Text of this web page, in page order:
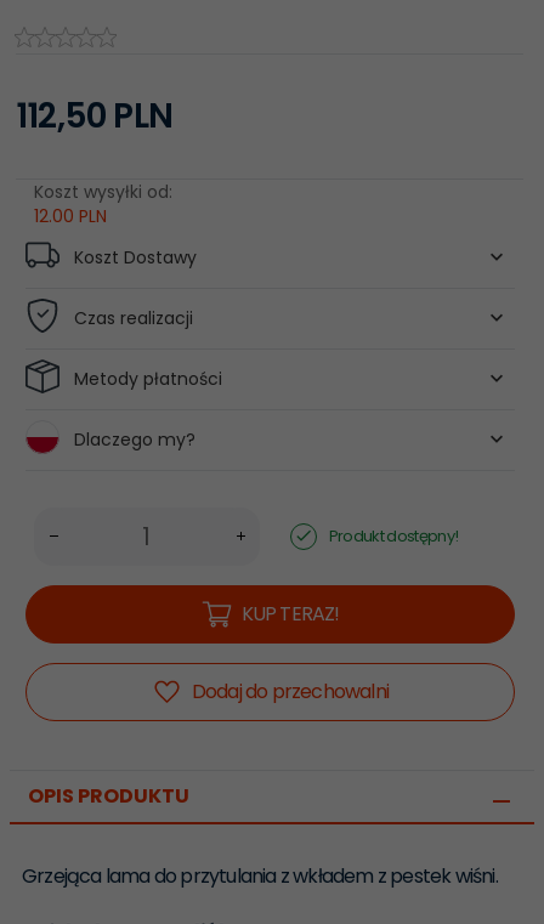
112,50 PLN
Koszt wysyłki od:
12.00 PLN
Koszt Dostawy
Czas realizacji
Metody płatności
Dlaczego my?
Produkt dostępny!
KUP TERAZ!
Dodaj do przechowalni
OPIS PRODUKTU
Grzejąca lama do przytulania z wkładem z pestek wiśni.